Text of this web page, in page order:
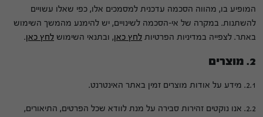
המופיע בו, מהווה הסכמה עדכנית למסמכים אלו, כפי שאלו עשויים
להשתנות. במקרה של אי-הסכמה לשינויים, יש להימנע מהמשך השימוש
באתר. לצפייה במדיניות הפרטיות לחץ כאן, ובתנאי השימוש לחץ כאן.
2. מוצרים
2.1. מידע על אודות מוצרים זמין באתר האינטרנט.
2.2. אנו נוקטים זהירות סבירה על מנת לוודא שכל הפרטים, התיאורים,